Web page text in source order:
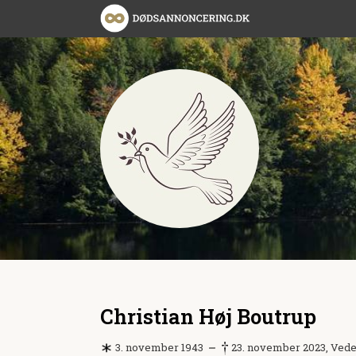
Christian Høj Boutrup
3. november 1943 23. november 2023,